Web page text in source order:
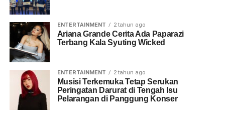
ENTERTAINMENT 2 tahun ago
Ariana Grande Cerita Ada Paparazi
Terbang Kala Syuting Wicked
ENTERTAINMENT 2 tahun ago
Musisi Terkemuka Tetap Serukan
Peringatan Darurat di Tengah Isu
Pelarangan di Panggung Konser